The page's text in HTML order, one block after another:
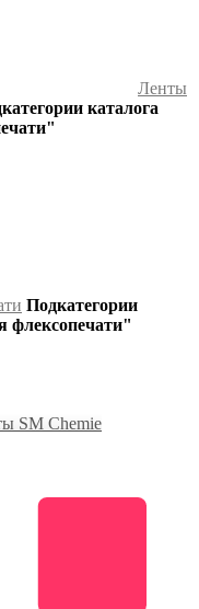
Ленты
каталога
Подкатегории
флексопечати"
SM Chemie